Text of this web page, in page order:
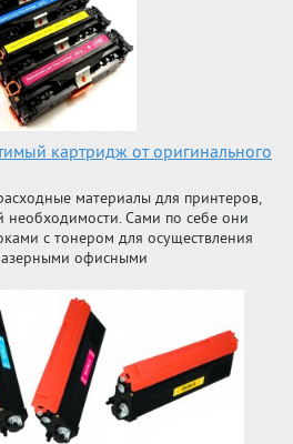
картридж от оригинального
материалы для принтеров,
Сами по себе они
с тонером для осуществления
офисными